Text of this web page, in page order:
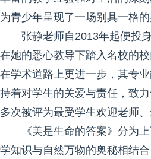
为青少年呈现了一场别具一格的
张静老师自2013年起便投
在她的悉心教导下踏入名校的
在学术道路上更进一步，其专
持着对学生的关爱与责任，致
多次被评为最受学生欢迎老师、
《美是生命的答案》分为
学知识与自然万物的奥秘相结